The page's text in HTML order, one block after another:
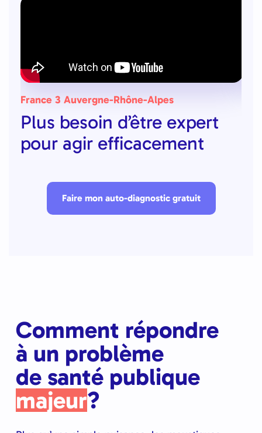
France 3 Auvergne-Rhône-Alpes
Plus besoin d’être expert
pour agir efficacement
Faire mon auto-diagnostic gratuit
Comment répondre
à un problème
de santé publique
majeur?